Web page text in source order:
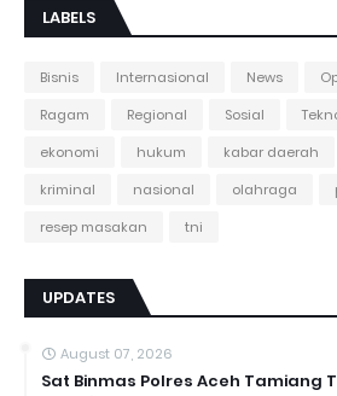
LABELS
Bisnis Internasional News
Ragam
Regional Sosial
ekonomi
hukum kabar daerah
kriminal
nasional olahraga
resep masakan
tni
UPDATES
August 07, 2026
Sat Binmas Polres Aceh Tamiang